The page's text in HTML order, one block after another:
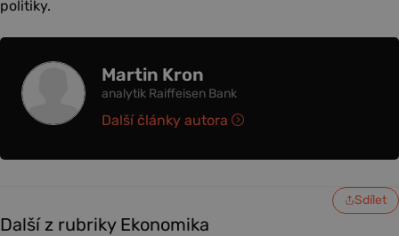
politiky.
Martin Kron
analytik Raiffeisen Bank
Další články autora
Sdílet
Další z rubriky Ekonomika